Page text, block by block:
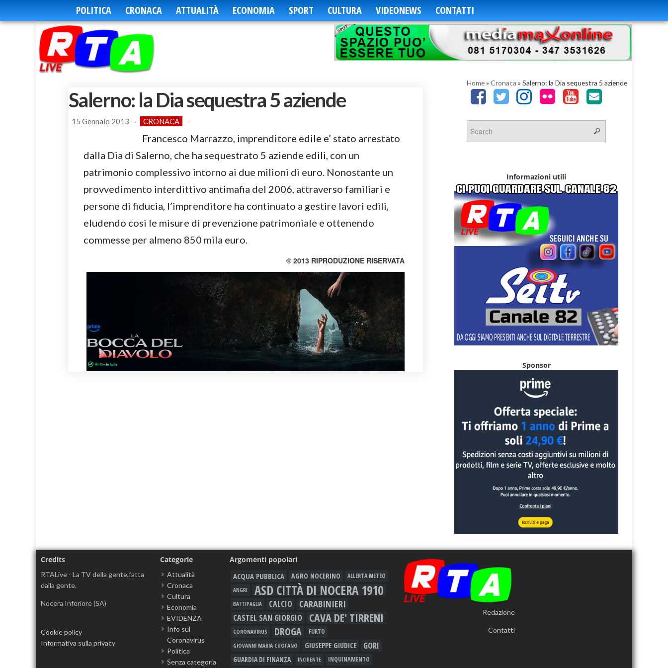
POLITICA CRONACA ATTUALITÀ ECONOMIA SPORT CULTURA VIDEONEWS CONTATTI
Home» Cronaca » Salerno: la Dia sequestra 5 aziende
Salerno: la Dia sequestra 5 aziende
15 Gennaio 2013 - CRONACA -
Francesco Marrazzo, imprenditore edile e’ stato arrestato
dalla Dia di Salerno, che ha sequestrato 5 aziende edili, con un
patrimonio complessivo intorno ai due milioni di euro. Nonostante un
provvedimento interdittivo antimafia del 2006, attraverso familiari e
persone di fiducia, l’imprenditore ha continuato a gestire lavori edili,
eludendo così le misure di prevenzione patrimoniale e ottenendo
commesse per almeno 850 mila euro.
© 2013 RIPRODUZIONE RISERVATA
Informazioni utili
Sponsor
Credits
RTALive - La TV della gente,fatta
dalla gente.
Nocera Inferiore (SA)
Cookie policy
Informativa sulla privacy
Categorie
Attualità
Cronaca
Cultura
Economia
EVIDENZA
Info sul
Coronavirus
Politica
Senza categoria
Argomenti popolari
ACQUA PUBBLICA AGRO NOCERINO
ALLERTA METEO
ANGRI
ASD CITTÀ DI NOCERA 1910
BATTIPAGLIA CALCIO CARABINIERI
CASTEL SAN GIORGIO CAVA DE' TIRRENI
CORONAVIRUS DROGA FURTO
GIOVANNI MARIA CUOFANO GIUSEPPE GIUDICE GORI
GUARDIA DI FINANZA INCIDENTE INQUINAMENTO
Redazione
Contatti